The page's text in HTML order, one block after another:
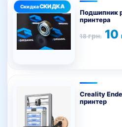
Подшипник
принтера
18грн.
цена
10
Текущая
цена:
Creality
принтер